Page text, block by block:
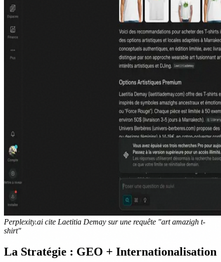
Perplexity.ai cite Laetitia Demay sur une requête "art amazigh t-
shirt"
La Stratégie : GEO + Internationalisation